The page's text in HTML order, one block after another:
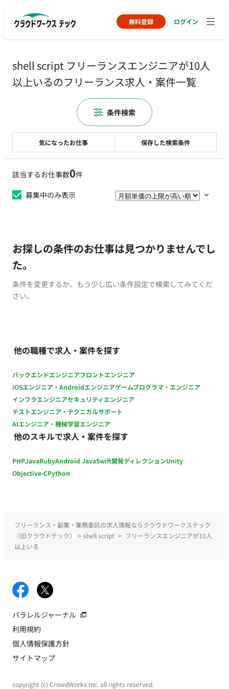
無料登録 ログイン
shell script フリーランスエンジニアが10人
以上いるのフリーランス求人・案件一覧
該当するお仕事数0件
募集中のみ表示
お探しの条件のお仕事は見つかりませんでし
た。
条件を変更するか、もう少し広い条件設定で検索してみてくだ
さい。
他の職種で求人・案件を探す
バックエンドエンジニアフロントエンジニア
iOSエンジニア・Androidエンジニアゲームプログラマ・エンジニア
インフラエンジニアセキュリティエンジニア
テストエンジニア・テクニカルサポート
AIエンジニア・機械学習エンジニア
他のスキルで求人・案件を探す
PHPJavaRubyAndroid JavaSwift開発ディレクションUnity
Objective-CPython
気になったお仕事 保存した検索条件
条件検索
フリーランス・副業・業務委託の求人情報ならクラウドワークステック
（旧クラウドテック）
> shell script > フリーランスエンジニアが10人
以上いる
パラレルジャーナル
利用規約
個人情報保護方針
サイトマップ
copyright (c) CrowdWorks Inc. all rights reserved.